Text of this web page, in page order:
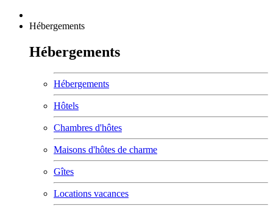
Hébergements
Hébergements
Hébergements
Hôtels
Chambres d'hôtes
Maisons d'hôtes de charme
Gîtes
Locations vacances